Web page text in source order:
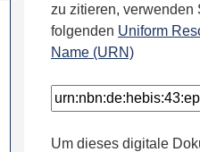
zu zitieren, verwenden
folgenden Uniform
Name (URN)
Um dieses digitale